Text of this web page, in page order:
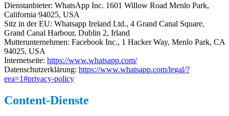
Dienstanbieter: WhatsApp Inc. 1601 Willow Road Menlo Park,
California 94025, USA
Sitz in der EU: Whatsapp Ireland Ltd., 4 Grand Canal Square,
Grand Canal Harbour, Dublin 2, Irland
Mutterunternehmen: Facebook Inc., 1 Hacker Way, Menlo Park, CA
94025, USA
Internetseite: https://www.whatsapp.com/
Datenschutzerklärung: https://www.whatsapp.com/legal/?
eea=1#privacy-policy
Content-Dienste